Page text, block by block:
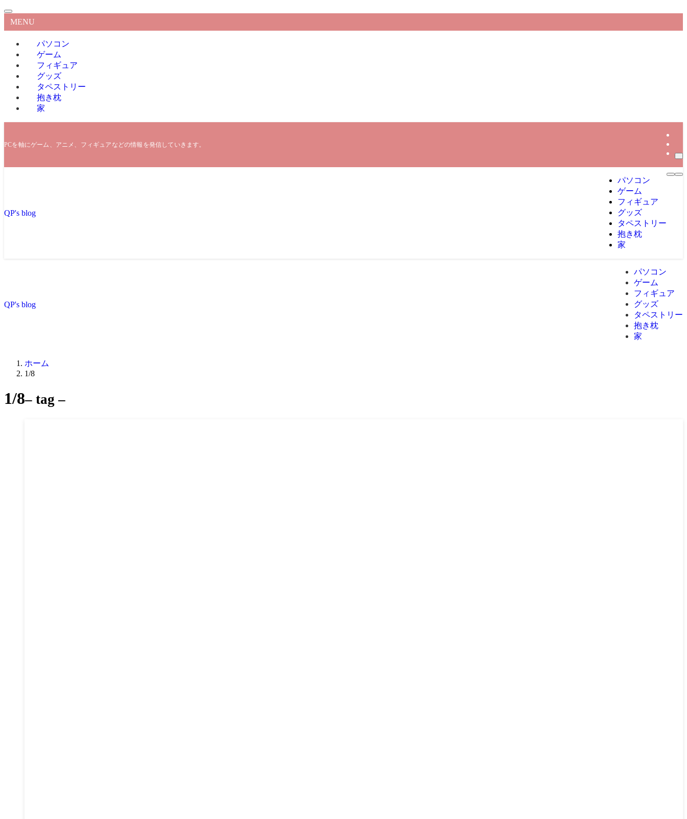
MENU
パソコン
ゲーム
フィギュア
グッズ
タペストリー
抱き枕
家
PCを軸にゲーム、アニメ、フィギュアなどの情報を発信していきます。
QP's blog
パソコン
ゲーム
フィギュア
グッズ
タペストリー
抱き枕
家
QP's blog
パソコン
ゲーム
フィギュア
グッズ
タペストリー
抱き枕
家
ホーム
1/8
1/8– tag –